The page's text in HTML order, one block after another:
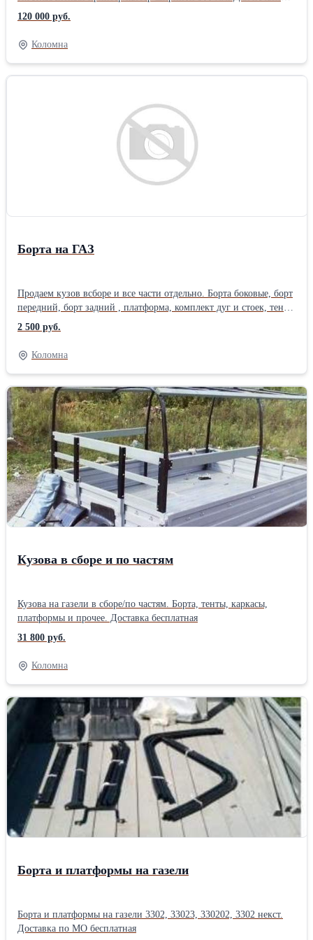
плакатов, наклеек и графического декора футболок, а также
имеет функцию контурной резки. Ширина материала от 150 до
515 мм. Чернила ECO-SOL MAX/ MAX2/ MAX 3, картриджи
объемом 220 куб. см, 5 цветов (голубые, пурпурные, желтые,
черные или белые). Работает под управлением программы
120 000 руб.
Коломна
Борта на ГАЗ
Продаем кузов всборе и все части отдельно. Борта боковые, борт
передний, борт задний , платформа, комплект дуг и стоек, тент,
решётка, обрешётка боковая, крепления, подкрылки. Модели ГАЗ
330202,330202, 3302, 3302некст, 33023(Фермер 2.4м). Можно
приобрести кузов в сборе и по отдельности. Все новое от
производителя. Консультация и приём заказов осуществляется по
телефону! Доставка бесплатная по городу и всей области!
2 500 руб.
Коломна
Кузова в сборе и по частям
Кузова на газели в сборе/по частям. Борта, тенты, каркасы,
платформы и прочее. Доставка бесплатная
31 800 руб.
Коломна
Борта и платформы на газели
Борта и платформы на газели 3302, 33023, 330202, 3302 некст.
Доставка по МО бесплатная